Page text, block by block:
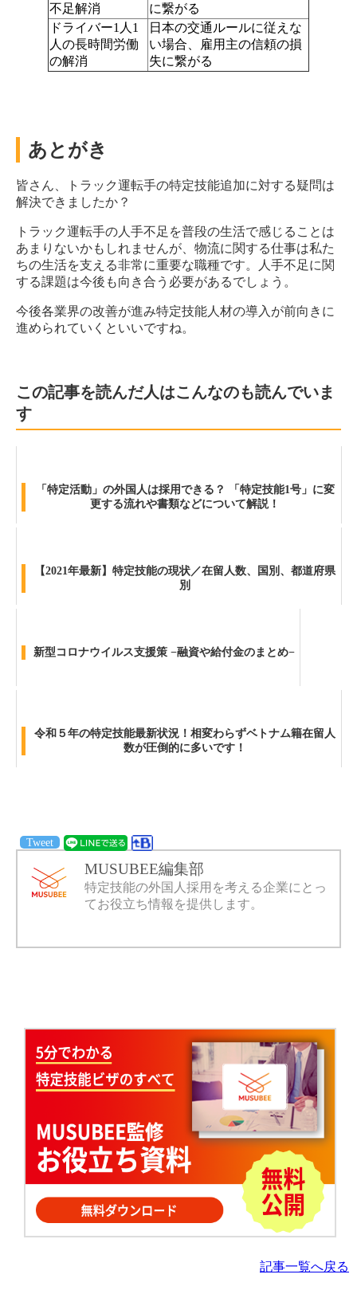
不足解消
に繋がる
ドライバー1人1
人の長時間労働
の解消
日本の交通ルールに従えな
い場合、雇用主の信頼の損
失に繋がる
あとがき
皆さん、トラック運転手の特定技能追加に対する疑問は
解決できましたか？
トラック運転手の人手不足を普段の生活で感じることは
あまりないかもしれませんが、物流に関する仕事は私た
ちの生活を支える非常に重要な職種です。人手不足に関
する課題は今後も向き合う必要があるでしょう。
今後各業界の改善が進み特定技能人材の導入が前向きに
進められていくといいですね。
この記事を読んだ人はこんなのも読んでいま
す
「特定活動」の外国人は採用できる？ 「特定技能1号」に変
更する流れや書類などについて解説！
【2021年最新】特定技能の現状／在留人数、国別、都道府県
別
新型コロナウイルス支援策 −融資や給付金のまとめ−
令和５年の特定技能最新状況！相変わらずベトナム籍在留人
数が圧倒的に多いです！
Tweet
MUSUBEE編集部
特定技能の外国人採用を考える企業にとっ
てお役立ち情報を提供します。
記事一覧へ戻る